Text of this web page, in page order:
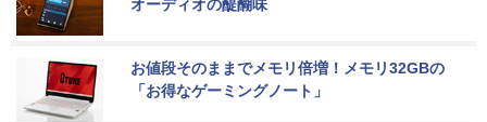
オーディオの醍醐味
お値段そのままでメモリ倍増！メモリ32GBの
「お得なゲーミングノート」